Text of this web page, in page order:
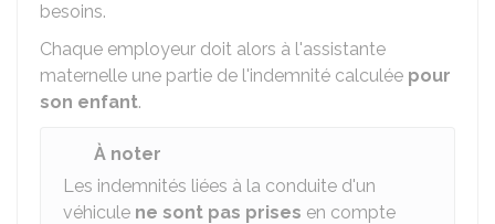
besoins.
Chaque employeur doit alors à l'assistante
maternelle une partie de l'indemnité calculée pour
son enfant.
À noter
Les indemnités liées à la conduite d'un
véhicule ne sont pas prises en compte